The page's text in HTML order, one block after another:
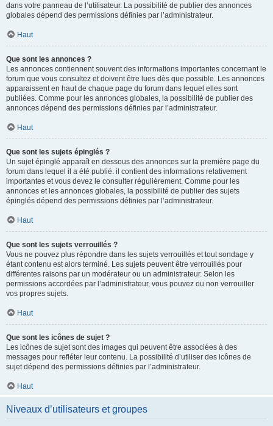
dans votre panneau de l’utilisateur. La possibilité de publier des annonces
globales dépend des permissions définies par l’administrateur.
Haut
Que sont les annonces ?
Les annonces contiennent souvent des informations importantes concernant le
forum que vous consultez et doivent être lues dès que possible. Les annonces
apparaissent en haut de chaque page du forum dans lequel elles sont
publiées. Comme pour les annonces globales, la possibilité de publier des
annonces dépend des permissions définies par l’administrateur.
Haut
Que sont les sujets épinglés ?
Un sujet épinglé apparaît en dessous des annonces sur la première page du
forum dans lequel il a été publié. il contient des informations relativement
importantes et vous devez le consulter régulièrement. Comme pour les
annonces et les annonces globales, la possibilité de publier des sujets
épinglés dépend des permissions définies par l’administrateur.
Haut
Que sont les sujets verrouillés ?
Vous ne pouvez plus répondre dans les sujets verrouillés et tout sondage y
étant contenu est alors terminé. Les sujets peuvent être verrouillés pour
différentes raisons par un modérateur ou un administrateur. Selon les
permissions accordées par l’administrateur, vous pouvez ou non verrouiller
vos propres sujets.
Haut
Que sont les icônes de sujet ?
Les icônes de sujet sont des images qui peuvent être associées à des
messages pour refléter leur contenu. La possibilité d’utiliser des icônes de
sujet dépend des permissions définies par l’administrateur.
Haut
Niveaux d’utilisateurs et groupes